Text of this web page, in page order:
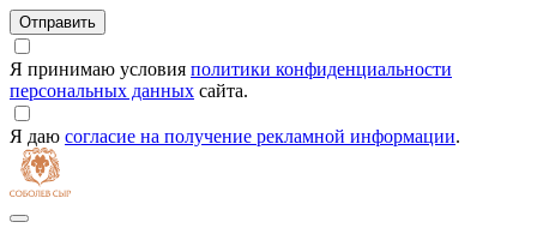
Я принимаю условия политики конфиденциальности
персональных данных сайта.
Я даю согласие на получение рекламной информации.